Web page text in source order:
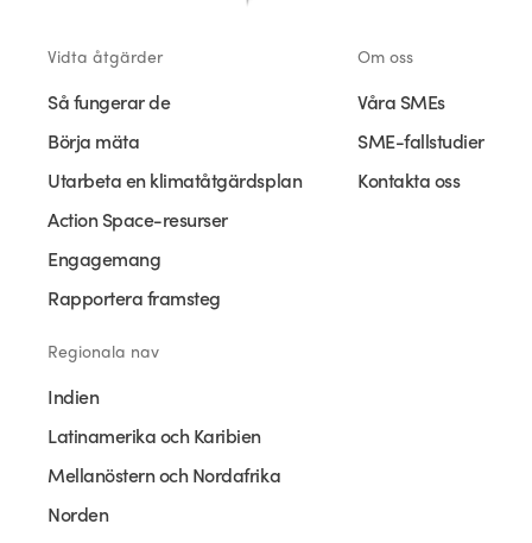
Vidta åtgärder
Så fungerar de
Börja mäta
Utarbeta en klimatåtgärdsplan
Action Space-resurser
Engagemang
Rapportera framsteg
Om oss
Våra SMEs
SME-fallstudier
Kontakta oss
Regionala nav
Indien
Latinamerika och Karibien
Mellanöstern och Nordafrika
Norden